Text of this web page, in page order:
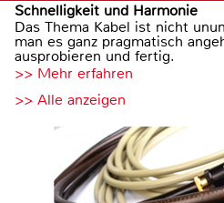
Schnelligkeit und Harmonie
Das Thema Kabel ist nicht
man es ganz pragmatisch
ausprobieren und fertig.
>> Mehr erfahren
>> Alle anzeigen